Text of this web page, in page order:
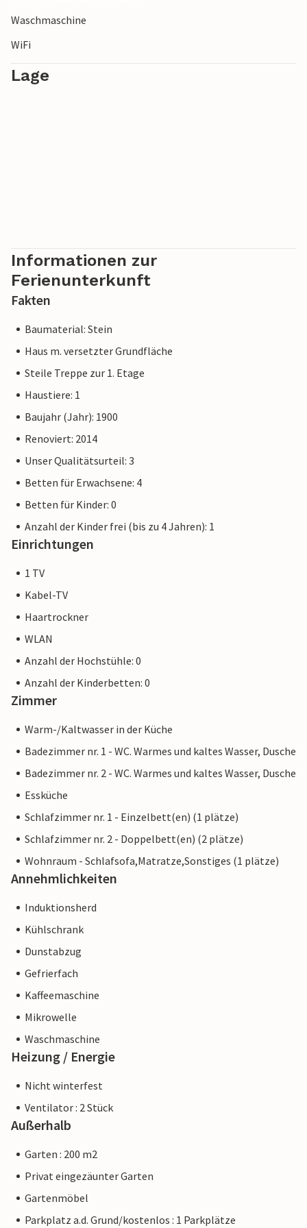
Waschmaschine
WiFi
Lage
Informationen zur
Ferienunterkunft
Fakten
Baumaterial: Stein
Haus m. versetzter Grundfläche
Steile Treppe zur 1. Etage
Haustiere: 1
Baujahr (Jahr): 1900
Renoviert: 2014
Unser Qualitätsurteil: 3
Betten für Erwachsene: 4
Betten für Kinder: 0
Anzahl der Kinder frei (bis zu 4 Jahren): 1
Einrichtungen
1 TV
Kabel-TV
Haartrockner
WLAN
Anzahl der Hochstühle: 0
Anzahl der Kinderbetten: 0
Zimmer
Warm-/Kaltwasser in der Küche
Badezimmer nr. 1 - WC. Warmes und kaltes Wasser, Dusche
Badezimmer nr. 2 - WC. Warmes und kaltes Wasser, Dusche
Essküche
Schlafzimmer nr. 1 - Einzelbett(en) (1 plätze)
Schlafzimmer nr. 2 - Doppelbett(en) (2 plätze)
Wohnraum - Schlafsofa,Matratze,Sonstiges (1 plätze)
Annehmlichkeiten
Induktionsherd
Kühlschrank
Dunstabzug
Gefrierfach
Kaffeemaschine
Mikrowelle
Waschmaschine
Heizung / Energie
Nicht winterfest
Ventilator : 2 Stück
Außerhalb
Garten : 200 m2
Privat eingezäunter Garten
Gartenmöbel
Parkplatz a.d. Grund/kostenlos : 1 Parkplätze